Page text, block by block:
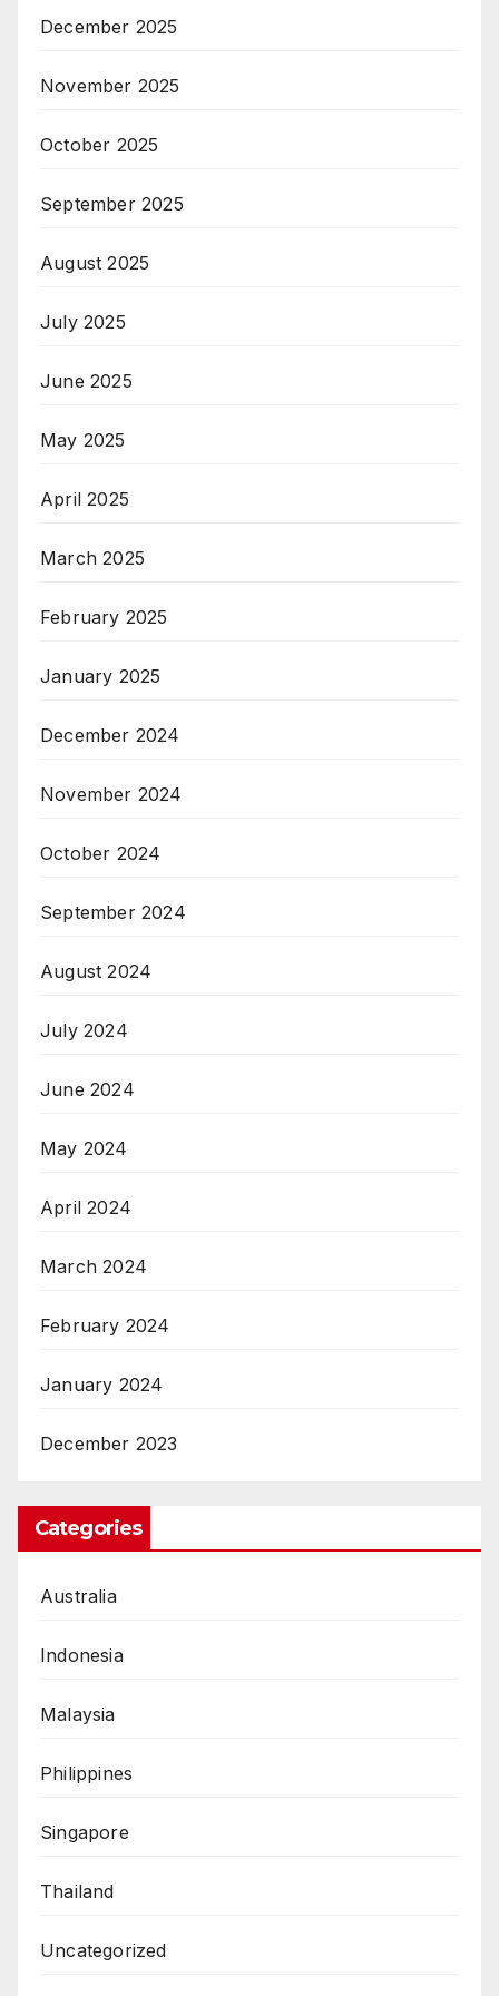
December 2025
November 2025
October 2025
September 2025
August 2025
July 2025
June 2025
May 2025
April 2025
March 2025
February 2025
January 2025
December 2024
November 2024
October 2024
September 2024
August 2024
July 2024
June 2024
May 2024
April 2024
March 2024
February 2024
January 2024
December 2023
Categories
Australia
Indonesia
Malaysia
Philippines
Singapore
Thailand
Uncategorized